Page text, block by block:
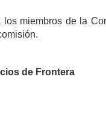
miembros de la
de Frontera